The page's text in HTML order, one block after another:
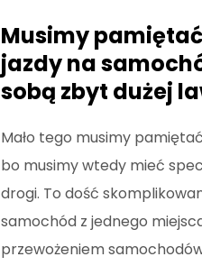
Musimy
jazdy na
sobą zbyt dużej
Mało tego musimy
bo musimy wtedy mieć
drogi. To dość
samochód z jednego
przewożeniem